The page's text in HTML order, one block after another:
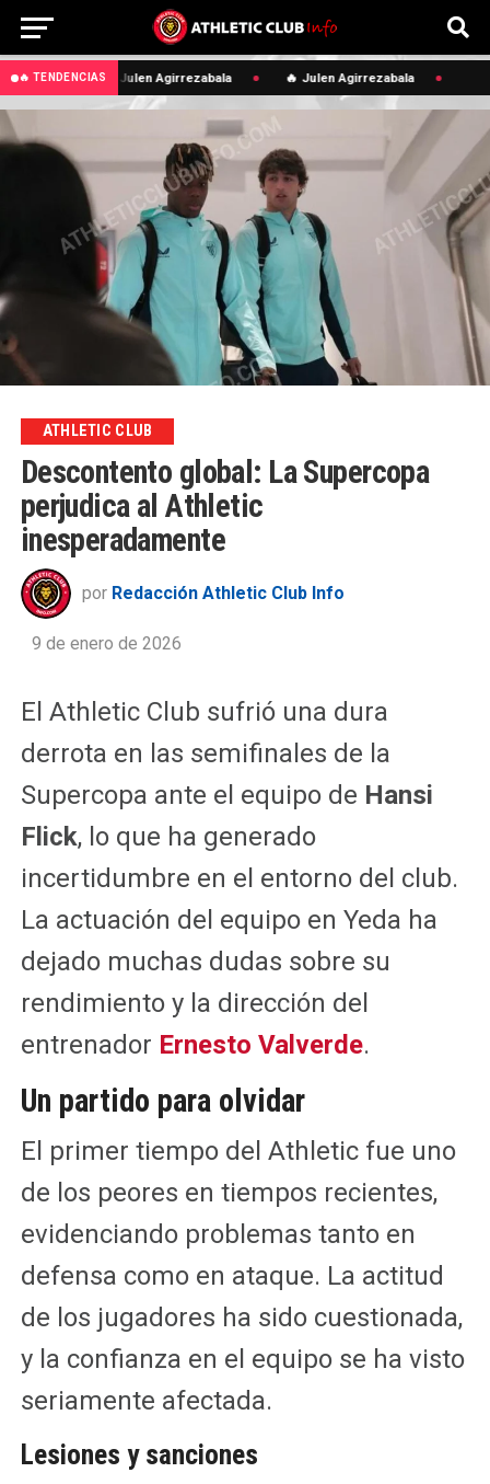
🔥 TENDENCIAS🔥 Julen Agirrezabala 🔥 Julen Agirrezabala
ATHLETIC CLUB
Descontento global: La Supercopa
perjudica al Athletic
inesperadamente
por Redacción Athletic Club Info
9 de enero de 2026
El Athletic Club sufrió una dura
derrota en las semifinales de la
Supercopa ante el equipo de Hansi
Flick, lo que ha generado
incertidumbre en el entorno del club.
La actuación del equipo en Yeda ha
dejado muchas dudas sobre su
rendimiento y la dirección del
entrenador Ernesto Valverde.
Un partido para olvidar
El primer tiempo del Athletic fue uno
de los peores en tiempos recientes,
evidenciando problemas tanto en
defensa como en ataque. La actitud
de los jugadores ha sido cuestionada,
y la confianza en el equipo se ha visto
seriamente afectada.
Lesiones y sanciones